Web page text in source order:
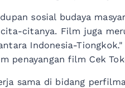
sosial budaya
citanya. Film juga
Indonesia-
penayangan film Cek
sama di bidang